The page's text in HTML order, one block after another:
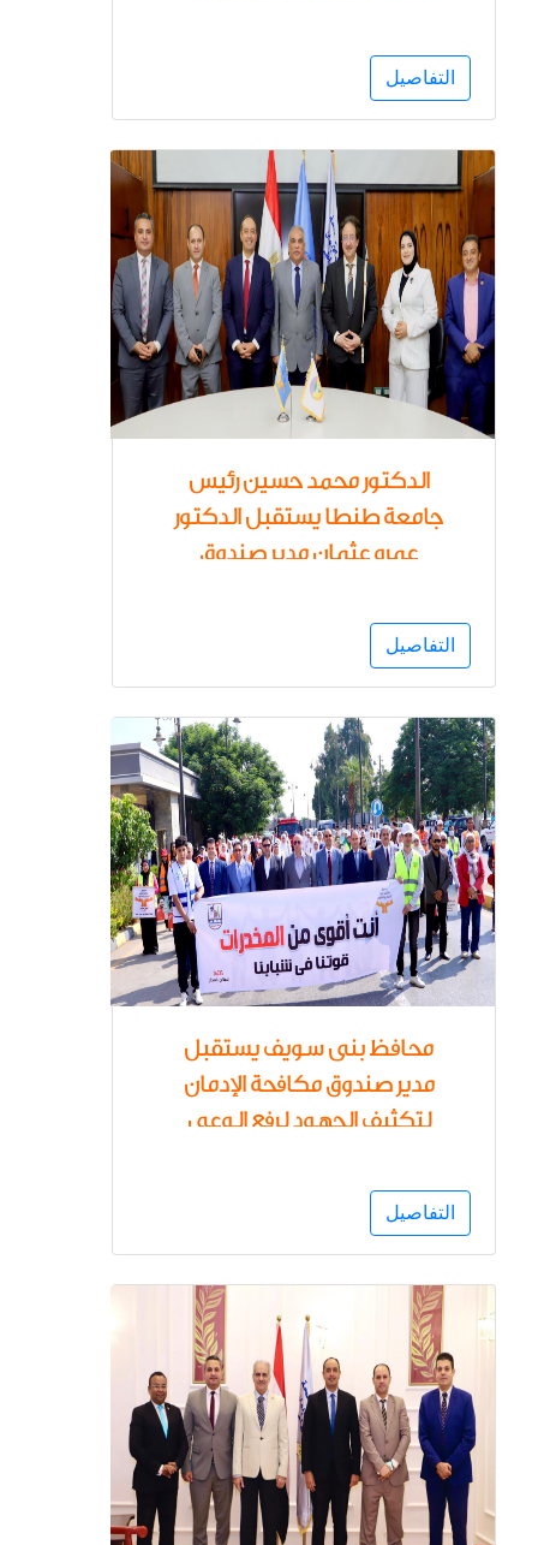
الصحة والمجلس القومى
للصحة النفسية.
التفاصيل
الدكتور محمد حسين رئيس
جامعة طنطا يستقبل الدكتور
عمرو عثمان مدير صندوق
لرفع وعي الطلاب بخطورة
التفاصيل
محافظ بنى سويف يستقبل
مدير صندوق مكافحة الإدمان
لتكثيف الجهود لرفع الوعي
التفاصيل